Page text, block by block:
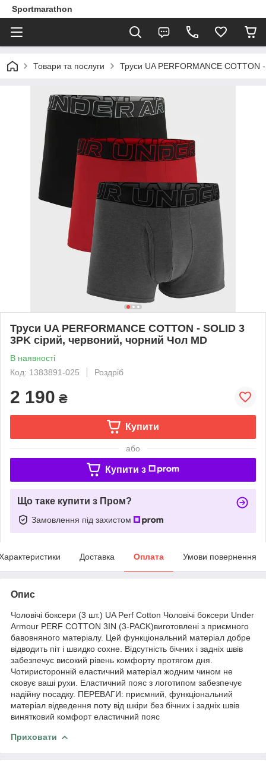
Sportmarathon
Товари та послуги Труси UA PERFORMANCE COTTON
Труси UA PERFORMANCE COTTON - SOLID 3
3PK сірий, червоний, чорний Чол MD
В наявності
Код: 1383891-025
Роздріб
2 190 ₴
Купити
або
Купити з
Що таке купити з Пром?
Замовлення під захистом
Доставка Оплата Умови повернення
Опис
Чоловічі боксери (3 шт.) UA Perf Cotton Чоловічі боксери Under
Armour PERF COTTON 3IN (3-PACK)виготовлені з приємного
бавовняного матеріалу. Цей функціональний матеріал добре
відводить піт і швидко сохне. Відсутність бічних і задніх швів
забезпечує високий рівень комфорту протягом дня.
Чотиристоронній еластичний матеріал жодним чином не
сковує ваші рухи. Еластичний пояс з логотипом забезпечує
надійну посадку. ПЕРЕВАГИ: приємний, функціональний
матеріал відведення поту від шкіри без бічних і задніх швів
винятковий комфорт еластичний пояс
Приховати